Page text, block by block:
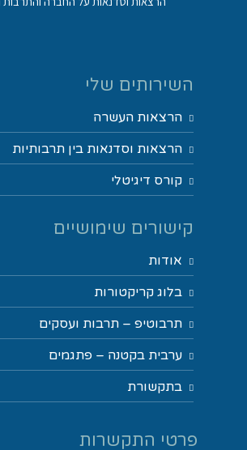
השירותים שלי
הרצאות העשרה
הרצאות וסדנאות בין תרבותיות
קורס דיגיטלי
קישורים שימושיים
אודות
בלוג קריקטורות
תרבוטיפ – תרבות ועסקים
ערבית בקטנה – פתגמים
בתקשורת
פרטי התקשרות